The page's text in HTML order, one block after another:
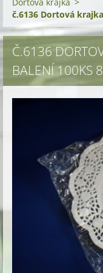
č.6136 Dortová
Č.6136
BALENÍ 100KS